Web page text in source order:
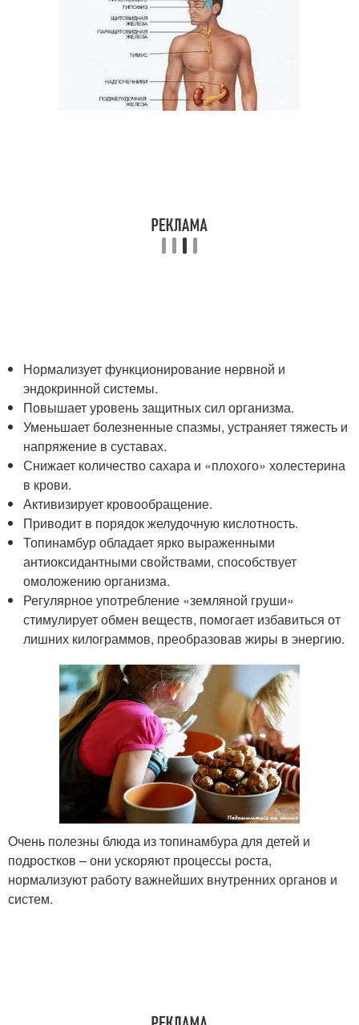
Нормализует функционирование нервной и
эндокринной системы.
Повышает уровень защитных сил организма.
Уменьшает болезненные спазмы, устраняет тяжесть и
напряжение в суставах.
Снижает количество сахара и «плохого» холестерина
в крови.
Активизирует кровообращение.
Приводит в порядок желудочную кислотность.
Топинамбур обладает ярко выраженными
антиоксидантными свойствами, способствует
омоложению организма.
Регулярное употребление «земляной груши»
стимулирует обмен веществ, помогает избавиться от
лишних килограммов, преобразовав жиры в энергию.
Очень полезны блюда из топинамбура для детей и
подростков – они ускоряют процессы роста,
нормализуют работу важнейших внутренних органов и
систем.